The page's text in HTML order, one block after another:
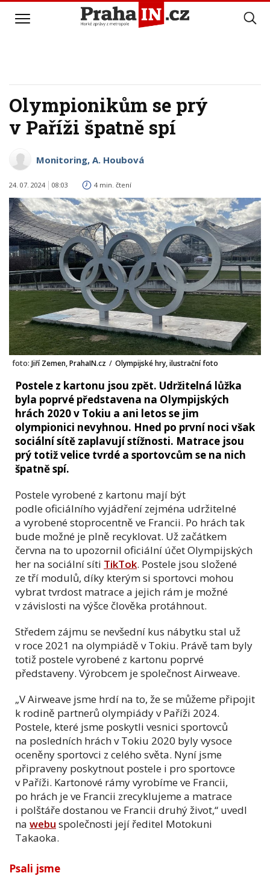
Olympionikům se prý
v Paříži špatně spí
Monitoring, A. Houbová
24. 07. 2024 08:03 4 min. čtení
foto: Jiří Zemen, PrahaIN.cz / Olympijské hry, ilustrační foto
Postele z kartonu jsou zpět. Udržitelná lůžka
byla poprvé představena na Olympijských
hrách 2020 v Tokiu a ani letos se jim
olympionici nevyhnou. Hned po první noci však
sociální sítě zaplavují stížnosti. Matrace jsou
prý totiž velice tvrdé a sportovcům se na nich
špatně spí.
Postele vyrobené z kartonu mají být
podle oficiálního vyjádření zejména udržitelné
a vyrobené stoprocentně ve Francii. Po hrách tak
bude možné je plně recyklovat. Už začátkem
června na to upozornil oficiální účet Olympijských
her na sociální síti TikTok. Postele jsou složené
ze tří modulů, díky kterým si sportovci mohou
vybrat tvrdost matrace a jejich rám je možné
v závislosti na výšce člověka protáhnout.
Středem zájmu se nevšední kus nábytku stal už
v roce 2021 na olympiádě v Tokiu. Právě tam byly
totiž postele vyrobené z kartonu poprvé
představeny. Výrobcem je společnost Airweave.
„V Airweave jsme hrdí na to, že se můžeme připojit
k rodině partnerů olympiády v Paříži 2024.
Postele, které jsme poskytli vesnici sportovců
na posledních hrách v Tokiu 2020 byly vysoce
oceněny sportovci z celého světa. Nyní jsme
připraveny poskytnout postele i pro sportovce
v Paříži. Kartonové rámy vyrobíme ve Francii,
po hrách je ve Francii zrecyklujeme a matrace
i polštáře dostanou ve Francii druhý život,“ uvedl
na webu společnosti její ředitel Motokuni
Takaoka.
Psali jsme